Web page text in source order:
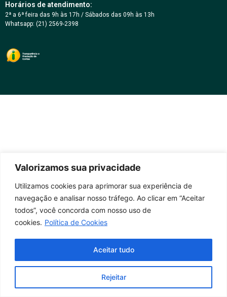
Valorizamos sua privacidade
Utilizamos cookies para aprimorar sua experiência de
navegação e analisar nosso tráfego. Ao clicar em “Aceitar
todos”, você concorda com nosso uso de
cookies. Política de Cookies
Rejeitar
Aceitar tudo
Horários de atendimento:
2ª a 6ª feira das 9h às 17h / Sábados das 09h às 13h
Whatsapp: (21) 2569-2398